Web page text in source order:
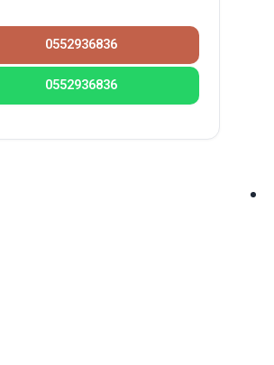
0552936836
0552936836